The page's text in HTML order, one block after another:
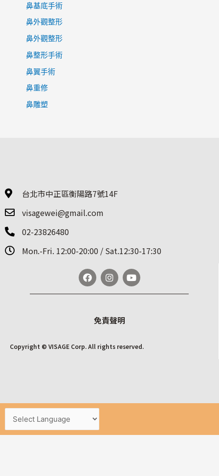
鼻基底手術
鼻外觀整形
鼻外觀整形
鼻整形手術
鼻翼手術
鼻重修
鼻雕塑
Copyright © VISAGE Corp. All rights reserved.
免責聲明
台北市中正區衡陽路7號14F
visagewei@gmail.com
02-23826480
Mon.-Fri. 12:00-20:00 / Sat.12:30-17:30